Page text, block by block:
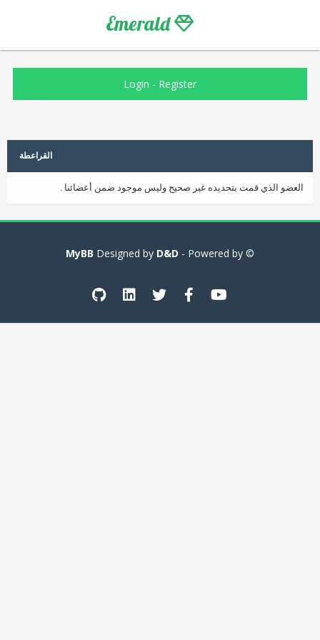
Emerald
Login - Register
القراعطة
العضو الذي قمت بتحديده غير صحيح وليس موجود ضمن أعضائنا .
© Designed by
D&D - Powered by
MyBB